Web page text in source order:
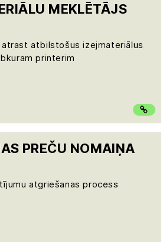
MEKLĒTĀJS
atbilstošus izejmateriālus
printerim
PREČU NOMAIŅA
atgriešanas process